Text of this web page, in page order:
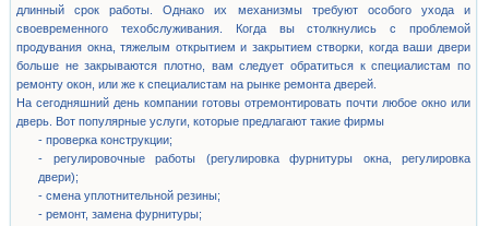
длинный срок работы. Однако их механизмы требуют особого ухода и
своевременного техобслуживания. Когда вы столкнулись с проблемой
продувания окна, тяжелым открытием и закрытием створки, когда ваши двери
больше не закрываются плотно, вам следует обратиться к специалистам по
ремонту окон, или же к специалистам на рынке ремонта дверей.
На сегодняшний день компании готовы отремонтировать почти любое окно или
дверь. Вот популярные услуги, которые предлагают такие фирмы
- проверка конструкции;
- регулировочные работы (регулировка фурнитуры окна, регулировка
двери);
- смена уплотнительной резины;
- ремонт, замена фурнитуры;